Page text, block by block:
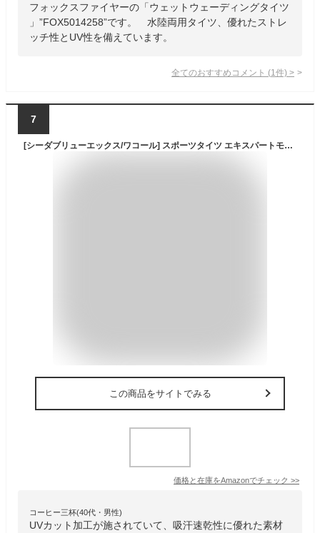
フォックスファイヤーの「ウェットウェーディングタイツ
」”FOX5014258”です。 水陸両用タイツ、優れたストレ
ッチ性とUV性を備えています。
全てのおすすめコメント (1 件) >
7
[シーダブリューエックス/ワコール] スポーツタイツ エキスパートモデル ソフトタイプ・前開き (ロング丈) 吸汗速乾 UVカット ストレッチ メンズ HCO779 BL 日本 M (日本サイズM相当)
この商品をサイトでみる
価格と在庫をAmazonでチェック >>
コーヒー三杯(40代・男性)
UVカット加工が施されていて、吸汗速乾性に優れた素材